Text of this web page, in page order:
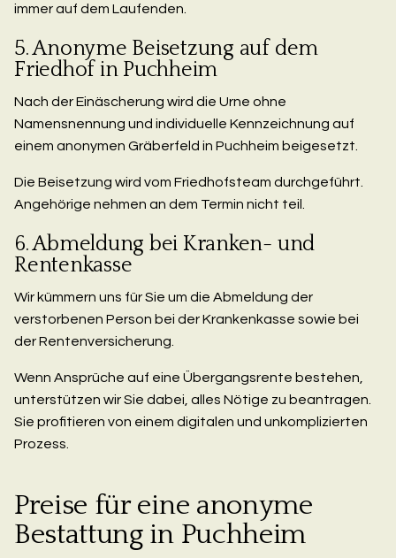
immer auf dem Laufenden.
5. Anonyme Beisetzung auf dem
Friedhof in Puchheim
Nach der Einäscherung wird die Urne ohne
Namensnennung und individuelle Kennzeichnung auf
einem anonymen Gräberfeld in Puchheim beigesetzt.
Die Beisetzung wird vom Friedhofsteam durchgeführt.
Angehörige nehmen an dem Termin nicht teil.
6. Abmeldung bei Kranken- und
Rentenkasse
Wir kümmern uns für Sie um die Abmeldung der
verstorbenen Person bei der Krankenkasse sowie bei
der Rentenversicherung.
Wenn Ansprüche auf eine Übergangsrente bestehen,
unterstützen wir Sie dabei, alles Nötige zu beantragen.
Sie profitieren von einem digitalen und unkomplizierten
Prozess.
Preise für eine anonyme
Bestattung in Puchheim